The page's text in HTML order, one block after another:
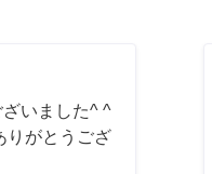
いました^ ^
りがとうござ